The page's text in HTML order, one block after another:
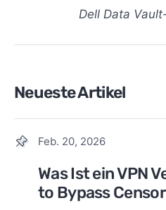
Dell Data
Neueste Artikel
Feb. 20, 2026
Was Ist ein VPN
to Bypass